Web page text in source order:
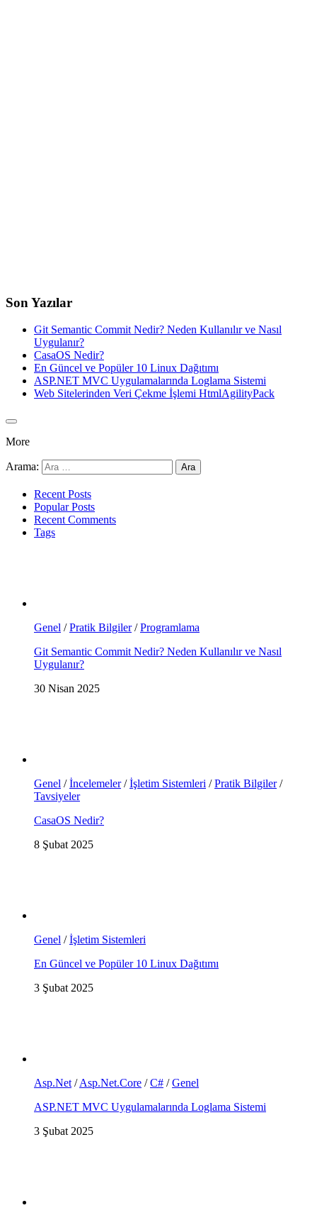
Son Yazılar
Git Semantic Commit Nedir? Neden Kullanılır ve Nasıl
Uygulanır?
CasaOS Nedir?
En Güncel ve Popüler 10 Linux Dağıtımı
ASP.NET MVC Uygulamalarında Loglama Sistemi
Web Sitelerinden Veri Çekme İşlemi HtmlAgilityPack
More
Arama:
Recent Posts
Popular Posts
Recent Comments
Tags
Genel /Pratik Bilgiler/Programlama
Git Semantic Commit Nedir? Neden Kullanılır ve Nasıl
Uygulanır?
30 Nisan 2025
Genel /İncelemeler/İşletim Sistemleri /Pratik Bilgiler/
Tavsiyeler
CasaOS Nedir?
8 Şubat 2025
Genel /İşletim Sistemleri
En Güncel ve Popüler 10 Linux Dağıtımı
3 Şubat 2025
Asp.Net /Asp.Net.Core /C# /Genel
ASP.NET MVC Uygulamalarında Loglama Sistemi
3 Şubat 2025